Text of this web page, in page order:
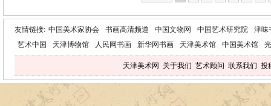
友情链接: 中国美术家协会 书画高清频道 中国文物网 中国艺术研究院
津味
艺术中国
天津博物馆 人民网书画 新华网书画 天津美术馆 中国美术馆
天津美术网 关于我们 艺术顾问 联系我们 投